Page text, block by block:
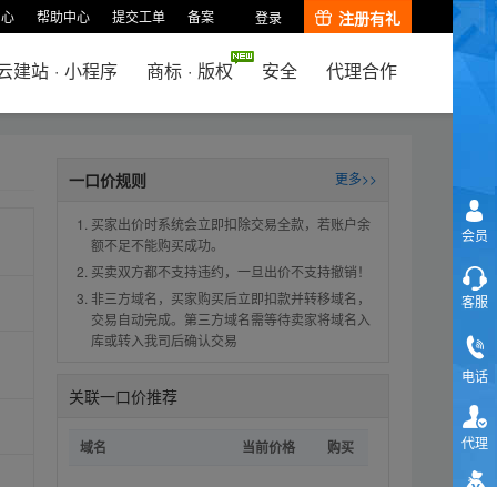
帮助中心 提交工单 备案 登录 注册有礼
建站 · 小程序 商标 · 版权 安全 代理合作
一口价规则 更多>>
买家出价时系统会立即扣除交易全款，若账户余
额不足不能购买成功。
买卖双方都不支持违约，一旦出价不支持撤销！
非三方域名，买家购买后立即扣款并转移域名，
交易自动完成。第三方域名需等待卖家将域名入
库或转入我司后确认交易
关联一口价推荐
域名 当前价格 购买
会员
客服
电话
代理